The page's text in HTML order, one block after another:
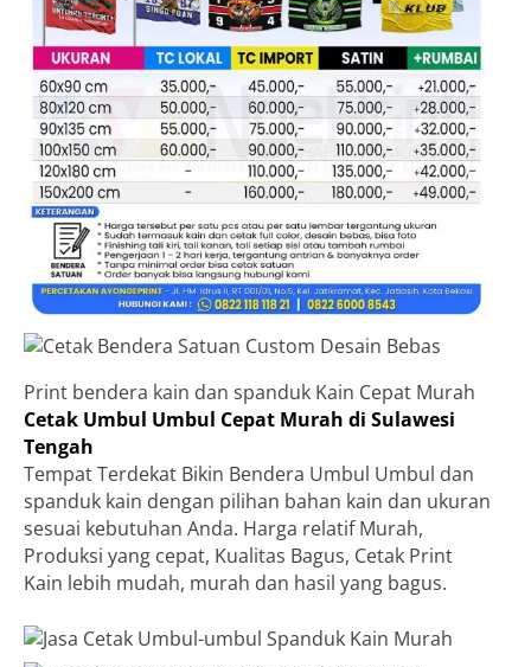
Print bendera kain dan spanduk Kain Cepat Murah
Cetak Umbul Umbul Cepat Murah di Sulawesi
Tengah
Tempat Terdekat Bikin Bendera Umbul Umbul dan
spanduk kain dengan pilihan bahan kain dan ukuran
sesuai kebutuhan Anda. Harga relatif Murah,
Produksi yang cepat, Kualitas Bagus, Cetak Print
Kain lebih mudah, murah dan hasil yang bagus.